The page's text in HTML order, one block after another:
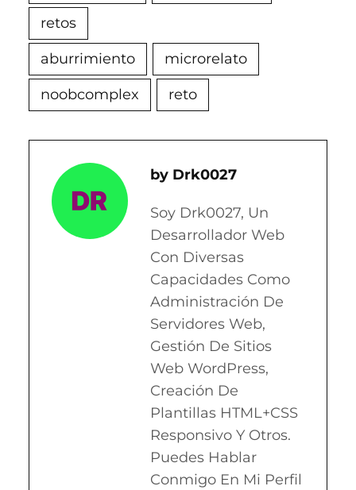
retos
aburrimiento microrelato
noobcomplex reto
Drk0027
Soy Drk0027, Un
Desarrollador Web
Con Diversas
Capacidades Como
Administración De
Servidores Web,
Gestión De Sitios
Web WordPress,
Creación De
Plantillas HTML+CSS
Responsivo Y Otros.
Puedes Hablar
Conmigo En Mi Perfil